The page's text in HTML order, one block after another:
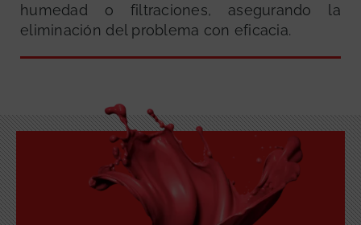
humedad o filtraciones, asegurando la
eliminación del problema con eficacia.